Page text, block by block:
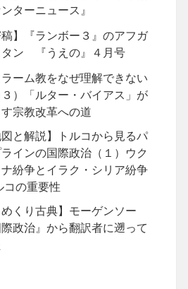
ターニュース』
稿】『ランボー３』のアフガ
タン 『うえの』４月号
ーム教をなぜ理解できない
）「ルター・バイアス」が
宗教改革への道
図と解説】トルコから見るパ
インの国際政治（１）ウク
紛争とイラク・シリア紛争
コの重要性
めくり古典】モーゲンソー
際政治』から翻訳者に遡って